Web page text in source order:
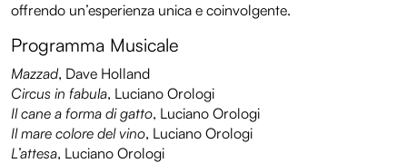
offrendo un’esperienza unica e coinvolgente.
Programma Musicale
Mazzad, Dave Holland
Circus in fabula, Luciano Orologi
Il cane a forma di gatto, Luciano Orologi
Il mare colore del vino, Luciano Orologi
L’attesa, Luciano Orologi